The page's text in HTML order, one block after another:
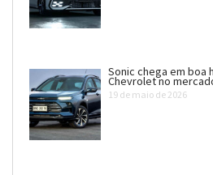
Sonic chega em boa
Chevrolet no
19 de maio de 2026